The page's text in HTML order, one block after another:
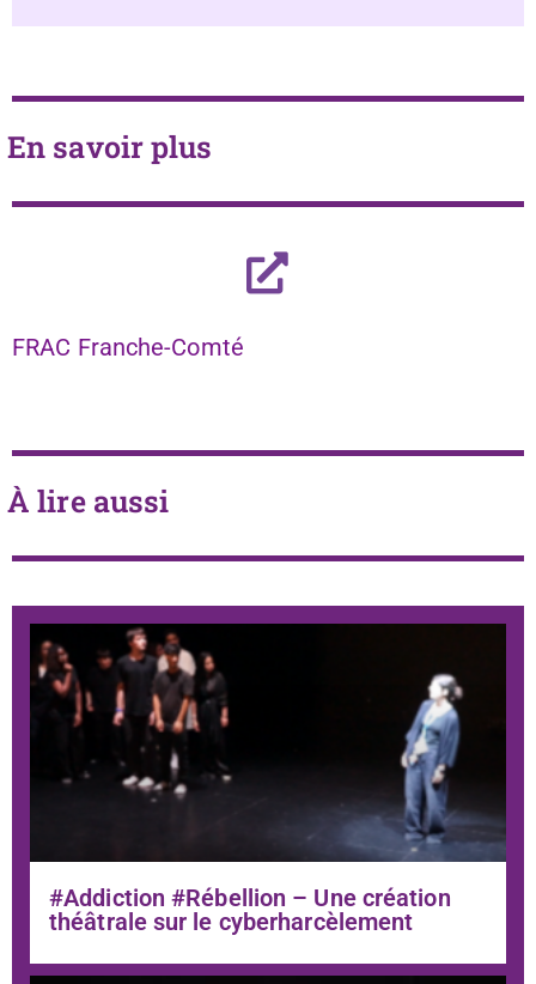
En savoir plus
FRAC Franche-Comté
À lire aussi
#Addiction #Rébellion – Une création
théâtrale sur le cyberharcèlement